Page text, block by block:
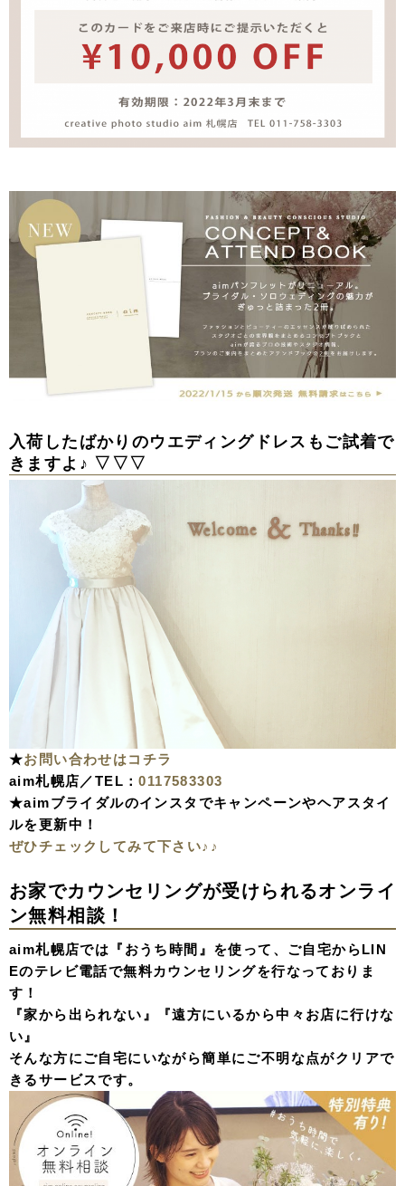
入荷したばかりのウエディングドレスもご試着で
きますよ♪ ▽▽▽
★お問い合わせはコチラ
aim札幌店／TEL：0117583303
★aimブライダルのインスタでキャンペーンやヘアスタイ
ルを更新中！
ぜひチェックしてみて下さい♪♪
お家でカウンセリングが受けられるオンライ
ン無料相談！
aim札幌店では『おうち時間』を使って、ご自宅からLIN
Eのテレビ電話で無料カウンセリングを行なっておりま
す！
『家から出られない』『遠方にいるから中々お店に行けな
い』
そんな方にご自宅にいながら簡単にご不明な点がクリアで
きるサービスです。